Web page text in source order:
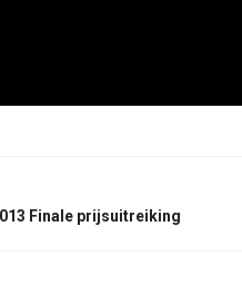
Finale prijsuitreiking